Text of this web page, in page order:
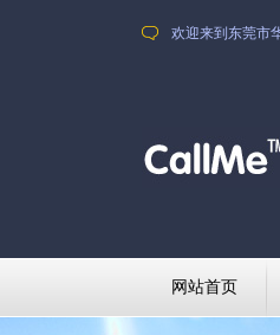
网站首页